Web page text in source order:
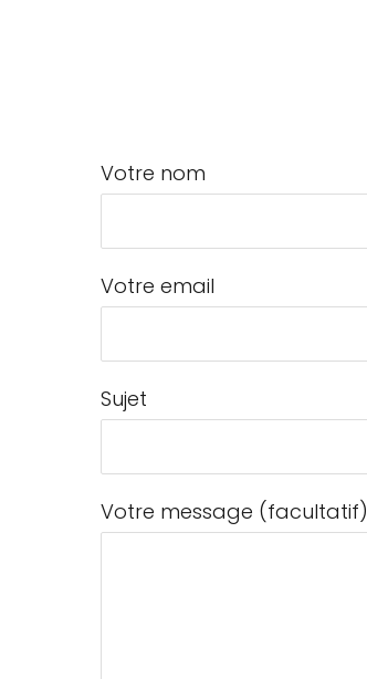
Votre nom
Votre email
Sujet
Votre message (facultatif)